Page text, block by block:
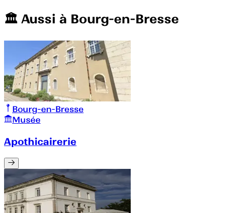
🏛️️ Aussi à Bourg-en-Bresse
Bourg-en-Bresse
Musée
Apothicairerie